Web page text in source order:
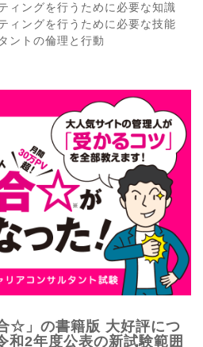
ングを行うために必要な知識
ングを行うために必要な技能
ントの倫理と行動
☆」の書籍版 大好評につ
和2年度公表の新試験範囲